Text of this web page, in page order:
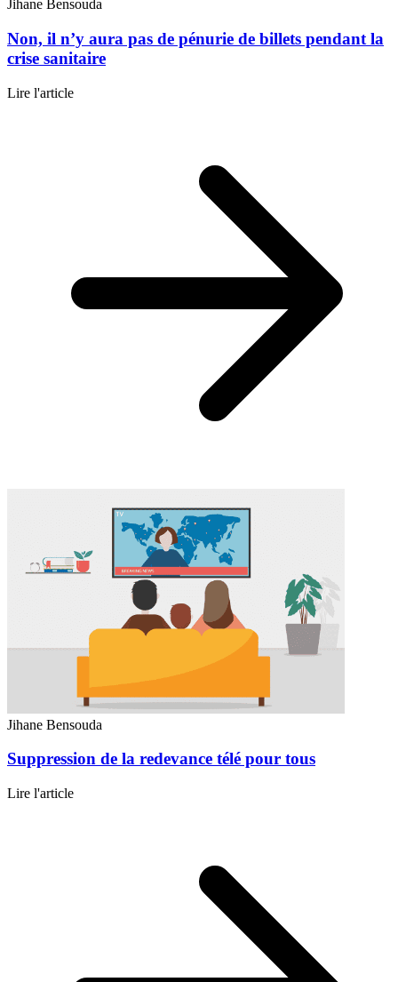
Jihane Bensouda
Non, il n’y aura pas de pénurie de billets pendant la
crise sanitaire
Lire l'article
Jihane Bensouda
Suppression de la redevance télé pour tous
Lire l'article